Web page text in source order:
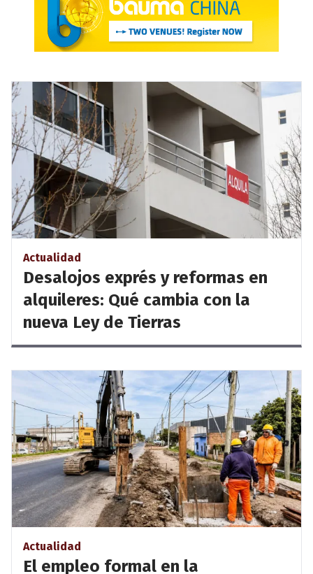
Actualidad
Desalojos exprés y reformas en
alquileres: Qué cambia con la
nueva Ley de Tierras
Actualidad
El empleo formal en la